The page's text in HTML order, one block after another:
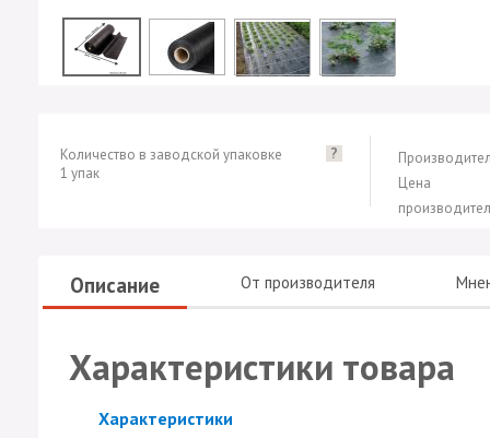
?
Количество в заводской упаковке
1 упак
Цена
Описание От производителя
Характеристики товара
Скрыть
Характеристики